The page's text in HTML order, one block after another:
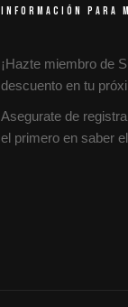
INFORMACIÓN PARA
¡Hazte miembro de
descuento en tu
Asegurate de
el primero en saber